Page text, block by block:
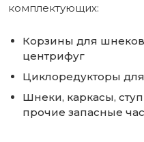
комплектующих:
Корзины для
центрифуг
Циклоредукторы
Шнеки, каркасы,
прочие запасные